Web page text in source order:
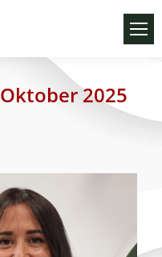
Oktober 2025